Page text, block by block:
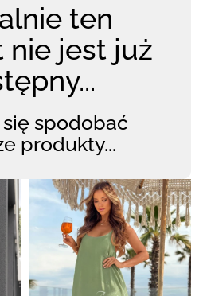
ten
jest już
spodobać
produkty...